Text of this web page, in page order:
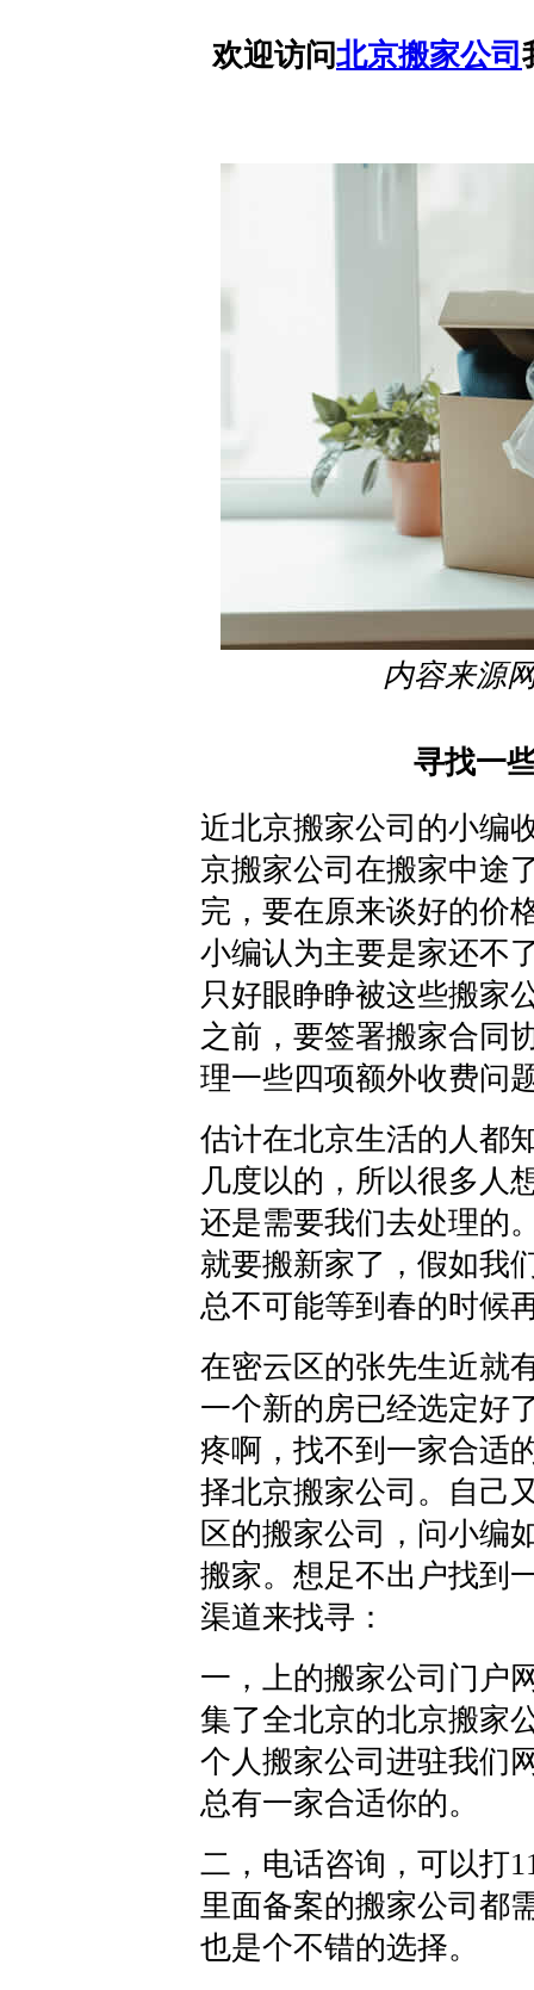
欢迎访问北京搬家公司
内容来源
寻找一
近北京搬家公司的小编
京搬家公司在搬家中途
完，要在原来谈好的价
小编认为主要是家还不
只好眼睁睁被这些搬家
之前，要签署搬家合同
理一些四项额外收费问
估计在北京生活的人都
几度以的，所以很多人
还是需要我们去处理的
就要搬新家了，假如我
总不可能等到春的时候
在密云区的张先生近就
一个新的房已经选定好
疼啊，找不到一家合适
择北京搬家公司。自己
区的搬家公司，问小编
搬家。想足不出户找到
渠道来找寻：
一，上的搬家公司门户
集了全北京的北京搬家
个人搬家公司进驻我们
总有一家合适你的。
二，电话咨询，可以打
里面备案的搬家公司都
也是个不错的选择。